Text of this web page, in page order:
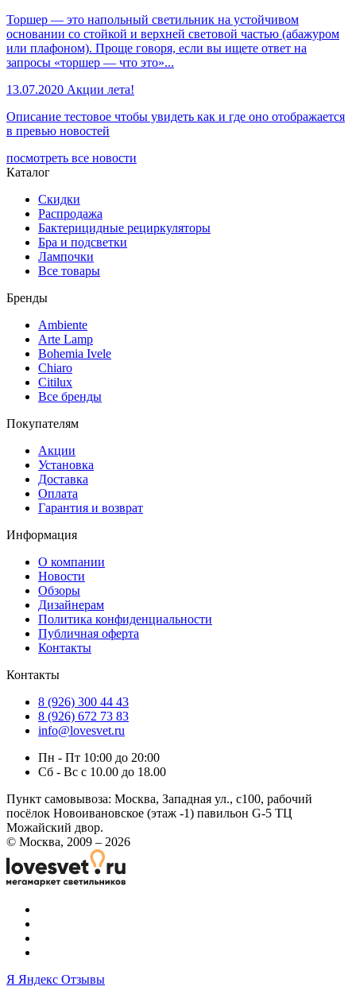
Торшер — это напольный светильник на устойчивом
основании со стойкой и верхней световой частью (абажуром
или плафоном). Проще говоря, если вы ищете ответ на
запросы «торшер — что это»...
13.07.2020 Акции лета!
Описание тестовое чтобы увидеть как и где оно отображается
в превью новостей
посмотреть все новости
Каталог
Скидки
Распродажа
Бактерицидные рециркуляторы
Бра и подсветки
Лампочки
Все товары
Бренды
Ambiente
Arte Lamp
Bohemia Ivele
Chiaro
Citilux
Все бренды
Покупателям
Акции
Установка
Доставка
Оплата
Гарантия и возврат
Информация
О компании
Новости
Обзоры
Дизайнерам
Политика конфиденциальности
Публичная оферта
Контакты
Контакты
8 (926) 300 44 43
8 (926) 672 73 83
info@lovesvet.ru
Пн - Пт 10:00 до 20:00
Сб - Вс с 10.00 до 18.00
Пункт самовывоза: Москва, Западная ул., с100, рабочий
посёлок Новоивановское (этаж -1) павильон G-5 ТЦ
Можайский двор.
© Москва, 2009 – 2026
Я Яндекс Отзывы